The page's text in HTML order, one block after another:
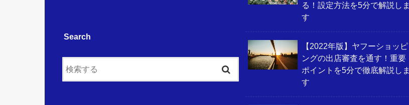
Search
る！設定方法を5分で解説しま
す
【2022年版】ヤフーショッピ
ングの出店審査を通す！重要
ポイントを5分で徹底解説しま
す